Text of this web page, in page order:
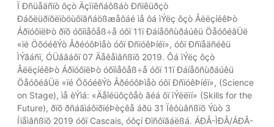
Ï Ðñüåäñïò ôçò Äçìïêñáôßáò Ðñïêüðçò
Ðáõëüðïõëïòöùôïãñáößæåôáé ìå ôá ìÝëç ôçò ÅëëçíéêÞò
ÁðïóôïëÞò ðïõ óõììåôåß÷å óôï 11ï Ðáíåõñùðáúêü ÖåóôéâÜë
«ïé ÖõóéêÝò ÅðéóôÞìåò óôï ÐñïóêÞíéï», óôï Ðñïåäñéêü
ÌÝãáñï, ÓÜââáôï 07 Äåêåìâñßïõ 2019. Ôá ìÝëç ôçò
ÅëëçíéêÞò ÁðïóôïëÞò óõììåôåß÷å óôï 11ï Ðáíåõñùðáúêü
ÖåóôéâÜë «ïé ÖõóéêÝò ÅðéóôÞìåò óôï ÐñïóêÞíéï», (Science
on Stage), ìå èÝìá: «Äåîéüôçôåò ãéá ôï ìÝëëïí» (Skills for the
Future), ðïõ ðñáãìáôïðïéÞèçêå áðü 31 Ïêôùâñßïõ Ýùò 3
Íïåìâñßïõ 2019 óôï Cascais, óôçí Ðïñôïãáëßá. ÁÐÅ-ÌÐÅ/ÁÐÅ-